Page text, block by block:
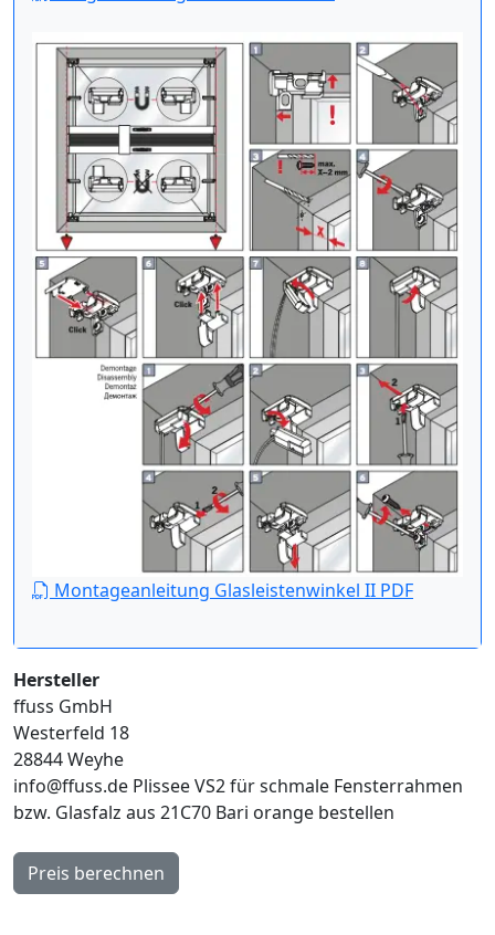
Montageanleitung Glasleistenwinkel II PDF
Hersteller
ffuss GmbH
Westerfeld 18
28844 Weyhe
info@ffuss.de Plissee VS2 für schmale Fensterrahmen
bzw. Glasfalz aus 21C70 Bari orange bestellen
Preis berechnen